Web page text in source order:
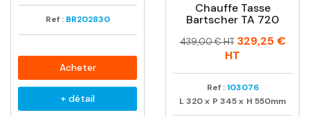
Ref : BR202830
Acheter
+ détail
Chauffe Tasse
Bartscher TA 720
Prix
Prix
439,00 € HT 329,25 €
HT
Ref : 103076
L320x P 345x H 550mm